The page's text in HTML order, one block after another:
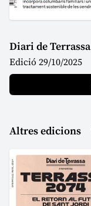
Diari de Terrassa
Edició 29/10/2025
Altres edicions